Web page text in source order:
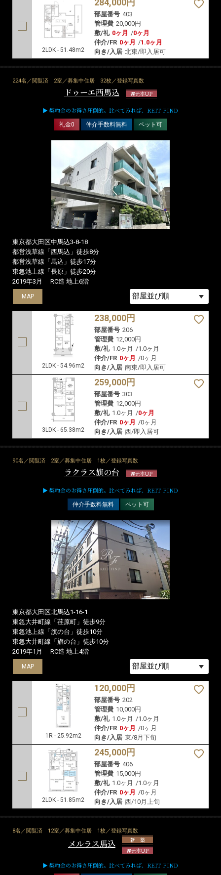
2LDK - 51.48m2
部屋番号 403
管理費 20,000円
敷/礼 0ヶ月 /0ヶ月
仲介/FR 0ヶ月 /1.0ヶ月
向き/入居 北東/即入居可
224名／閲覧済 2室／募集中住居 32枚／登録写真数
ドゥーエ西馬込 還元率UP
▶ 契約金のお得さ圧倒的。比べてみれば、REIT FIND
礼金0 仲介手数料無料 ペット可
東京都大田区中馬込3-8-18
都営浅草線「西馬込」徒歩8分
都営浅草線「馬込」徒歩17分
東急池上線「長原」徒歩20分
2019年3月
RC造 地上6階
MAP
2LDK - 54.96m2
238,000円
部屋番号 206
管理費 12,000円
敷/礼 1.0ヶ月 /1.0ヶ月
仲介/FR 0ヶ月 /0ヶ月
向き/入居 南東/即入居可
MAP
3LDK - 65.38m2
259,000円
部屋番号 303
管理費 12,000円
敷/礼 1.0ヶ月 /0ヶ月
仲介/FR 0ヶ月 /0ヶ月
向き/入居 西/即入居可
90名／閲覧済 2室／募集中住居 1枚／登録写真数
ラクラス旗の台 還元率UP
▶ 契約金のお得さ圧倒的。比べてみれば、REIT FIND
仲介手数料無料 ペット可
東京都大田区北馬込1-16-1
東急大井町線「荏原町」徒歩9分
東急池上線「旗の台」徒歩10分
東急大井町線「旗の台」徒歩10分
2019年1月
RC造 地上4階
MAP
1R - 25.92m2
120,000円
部屋番号 202
管理費 10,000円
敷/礼 1.0ヶ月 /1.0ヶ月
仲介/FR 0ヶ月 /0ヶ月
向き/入居 東/8月下旬
MAP
2LDK - 51.85m2
245,000円
部屋番号 406
管理費 15,000円
敷/礼 1.0ヶ月 /1.0ヶ月
仲介/FR 0ヶ月 /0ヶ月
向き/入居 西/10月上旬
8名／閲覧済 12室／募集中住居 1枚／登録写真数
メルラス馬込
新 築
還元率UP
▶ 契約金のお得さ圧倒的。比べてみれば、REIT FIND